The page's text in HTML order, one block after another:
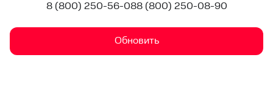
8 (800) 250-56-088 (800) 250-08-90
Обновить